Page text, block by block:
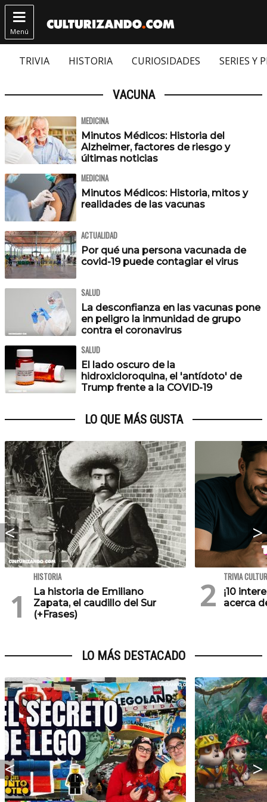

Menú
TRIVIA HISTORIA CURIOSIDADES SERIES Y
VACUNA
MEDICINA
Minutos Médicos: Historia del
Alzheimer, factores de riesgo y
últimas noticias
MEDICINA
Minutos Médicos: Historia, mitos y
realidades de las vacunas
ACTUALIDAD
Por qué una persona vacunada de
covid-19 puede contagiar el virus
SALUD
La desconfianza en las vacunas pone
en peligro la inmunidad de grupo
contra el coronavirus
SALUD
El lado oscuro de la
hidroxicloroquina, el 'antídoto' de
Trump frente a la COVID-19
LO QUE MÁS GUSTA
HISTORIA
La historia de Emiliano
Zapata, el caudillo del Sur
(+Frases)
TRIVIA
¡10
acerca
LO MÁS DESTACADO